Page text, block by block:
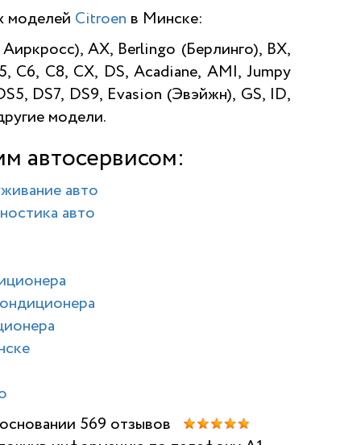
моделей Citroen в Минске:
AX, Berlingo (Берлинго), BX,
C6, C8, CX, DS, Acadiane, AMI, Jumpy
DS7, DS9, Evasion (Эвэйжн), GS, ID,
модели.
автосервисом:
авто
авто
569 отзывов